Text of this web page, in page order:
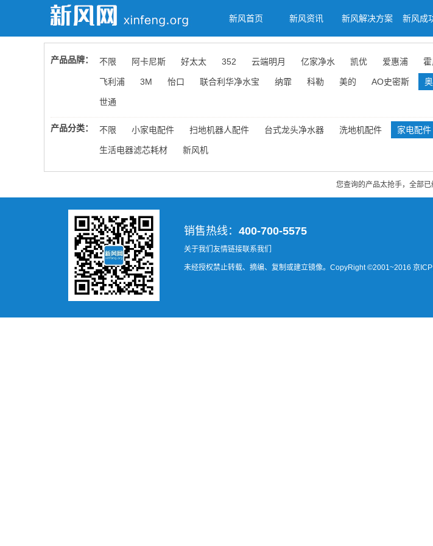
新风首页 新风资讯 新风解决方案 新风成
产品品牌： 不限 阿卡尼斯 好太太 352 云端明月 亿家净水 凯优 爱惠浦
飞利浦 3M 怡口 联合利华净水宝 纳霏 科勒 美的 AO史密斯
世通
产品分类： 不限 小家电配件 扫地机器人配件 台式龙头净水器 洗地机配件 家电配件
生活电器滤芯耗材 新风机
您查询的产品太抢手，全部已
销售热线： 400-700-5575
关于我们 友情链接联系我们
未经授权禁止转载、摘编、复制或建立镜像。CopyRight ©2001~2016 京